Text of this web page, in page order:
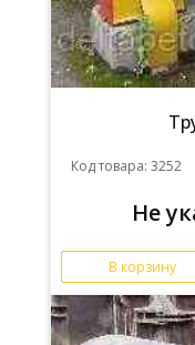
Код товара: 3252
Не
В корзину